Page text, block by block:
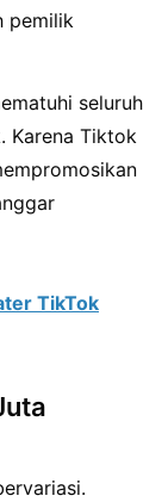
pemilik
seluruh
Karena Tiktok
TikTok